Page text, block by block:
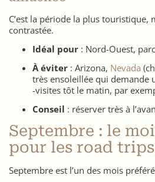
C’est la période la plus touristique,
contrastée.
Idéal pour : Nord-Ouest,
À éviter : Arizona, Nevada
très ensoleillée qui demande
-visites tôt le matin, par
Conseil : réserver très à
Septembre : le
pour les road trips
Septembre est l’un des mois